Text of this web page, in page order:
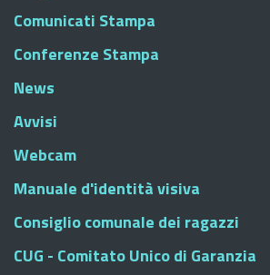
Comunicati Stampa
Conferenze Stampa
News
Avvisi
Webcam
Manuale d'identità visiva
Consiglio comunale dei ragazzi
CUG - Comitato Unico di Garanzia